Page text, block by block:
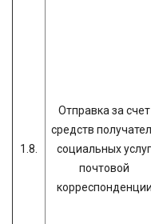
1.8.
Отправка за счет
средств
социальных услуг
почтовой
корреспонденции